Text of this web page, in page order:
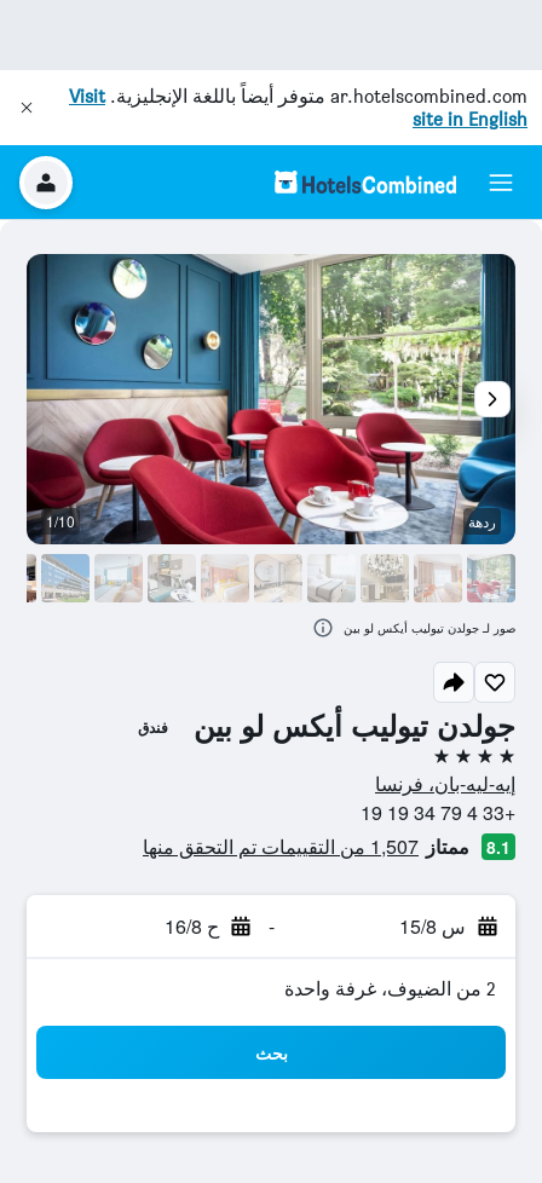
ar.hotelscombined.com متوفر أيضاً باللغة الإنجليزية.Visit
site in English
جولدن تيوليب أيكس لو بين فندق
4 نجوم
إيه-ليه-بان، فرنسا
+33 4 79 34 19 19
8.1 ممتاز 1,507 من التقييمات تم التحقق منها
س 15/8 - ح 16/8
2 من الضيوف، غرفة واحدة
بحث
ردهة 1/10
صور لـ جولدن تيوليب أيكس لو بين